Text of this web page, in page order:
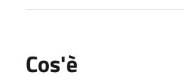
Cos'è